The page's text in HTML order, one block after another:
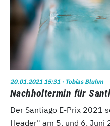
20.01.2021 15:31· Tobias Bluhm
Nachholtermin für
Der Santiago E-Prix 2021
Header" am 5. und 6. Juni